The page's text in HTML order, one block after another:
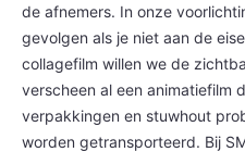
de afnemers. In onze
gevolgen als je niet aan de
collagefilm willen we de
verscheen al een animatiefilm
verpakkingen en stuwhout
worden getransporteerd. Bij